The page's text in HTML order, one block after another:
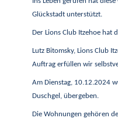
Glückstadt unterstützt.
Der Lions Club Itzehoe hat
Lutz Bitomsky, Lions Club
Auftrag erfüllen wir
Am Dienstag, 10.12.2024
Duschgel, übergeben.
Die Wohnungen gehören